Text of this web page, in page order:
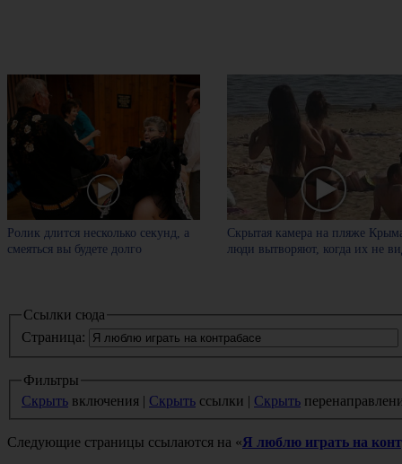
Ролик длится несколько секунд, а
смеяться вы будете долго
Скрытая камера на пляже
люди вытворяют, когда их не
Ссылки сюда
Страница:
Фильтры
Скрыть включения | Скрыть ссылки | Скрыть
Следующие страницы ссылаются на «Я люблю играть на